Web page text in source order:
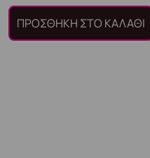
ΠΡΟΣΘΉΚΗ ΣΤΟ ΚΑΛΆΘΙ